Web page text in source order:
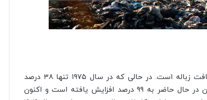
سوئد یکی از موفق‌ترین کشورهای جهان در زمینه بازیافت زباله است. در حالی که در سال ۱۹۷۵ تنها ۳۸ درصد
زباله‌های خانگی این کشور بازیافت می‌شدند، این میزان در حال حاضر به ۹۹ درصد افزایش یافته است و اکنون